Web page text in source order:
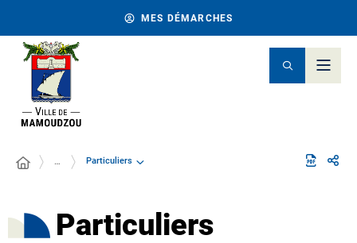
MES DÉMARCHES
… Particuliers
Particuliers